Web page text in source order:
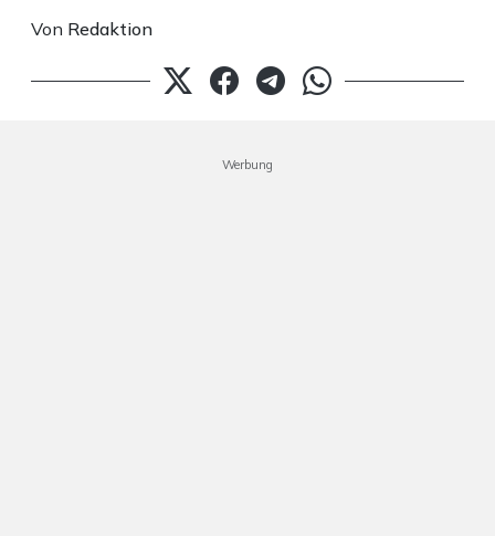
Von Redaktion
Werbung